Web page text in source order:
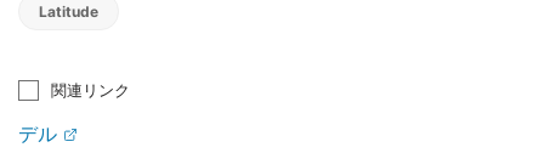
Latitude
関連リンク
デル